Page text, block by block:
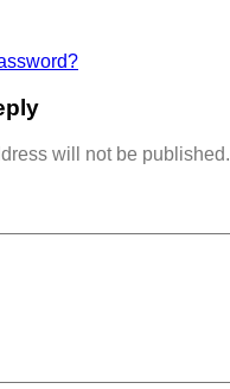
will not be published.